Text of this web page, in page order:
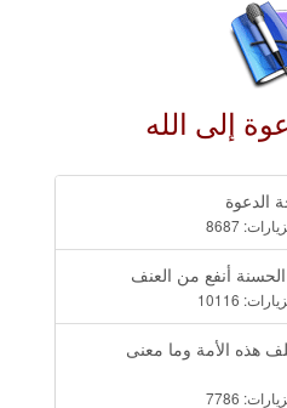
إلى الله
الدعوة
8687
أنفع من العنف
10116
هذه الأمة وما معنى
7786